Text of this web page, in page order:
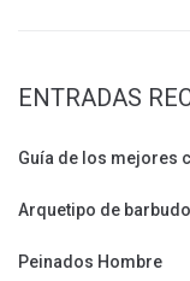
ENTRADAS
Guía de los mejores
Arquetipo de
Peinados Hombre